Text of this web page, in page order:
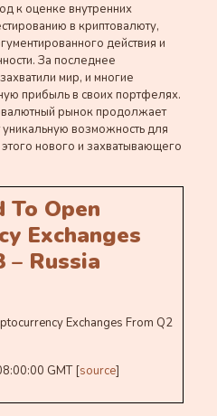
к оценке внутренних
в криптовалюту,
действия и
За последнее
мир, и многие
прибыль в своих портфелях.
рынок продолжает
уникальную возможность для
нового и захватывающего
To Open
Exchanges
– Russia
Exchanges From Q2
GMT [source]